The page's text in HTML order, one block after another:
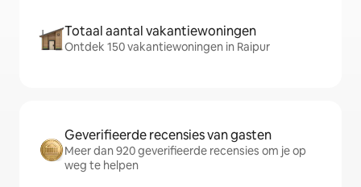
Totaal aantal vakantiewoningen
Ontdek 150 vakantiewoningen in Raipur
Geverifieerde recensies van gasten
Meer dan 920 geverifieerde recensies om je op
weg te helpen